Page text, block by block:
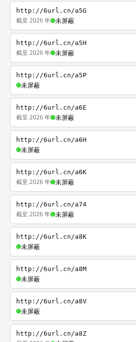
http://6url.cn/a5G
截至 2026 年 未屏蔽
http://6url.cn/a5H
截至 2026 年 未屏蔽
http://6url.cn/a5P
未屏蔽
http://6url.cn/a6E
截至 2026 年 未屏蔽
http://6url.cn/a6H
未屏蔽
http://6url.cn/a6K
截至 2026 年 未屏蔽
http://6url.cn/a74
截至 2026 年 未屏蔽
http://6url.cn/a8K
未屏蔽
http://6url.cn/a8M
未屏蔽
http://6url.cn/a8V
未屏蔽
http://6url.cn/a8Z